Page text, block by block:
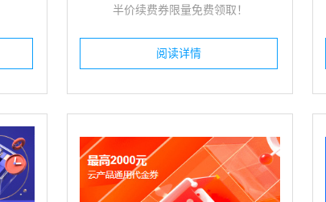
生...
外贸独立站
轻松搭建外贸B2B独立营销站，多...
半价续费券限量免费领取！
阅读详情